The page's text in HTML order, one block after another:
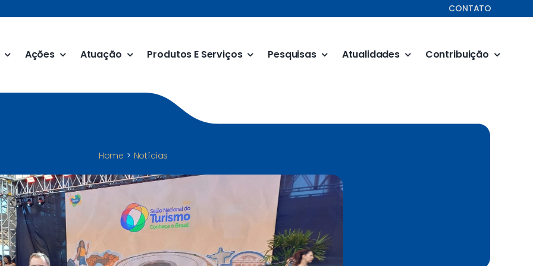
CONTATO
Ações Atuação Produtos E Serviços Pesquisas Atualidades Contribuição
Home Notícias